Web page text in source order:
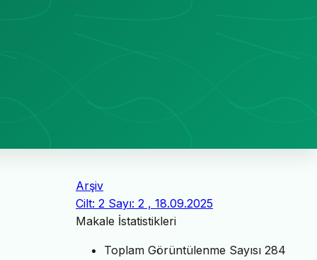
Arşiv
Cilt: 2 Sayı: 2 , 18.09.2025
Makale İstatistikleri
Toplam Görüntülenme Sayısı 284